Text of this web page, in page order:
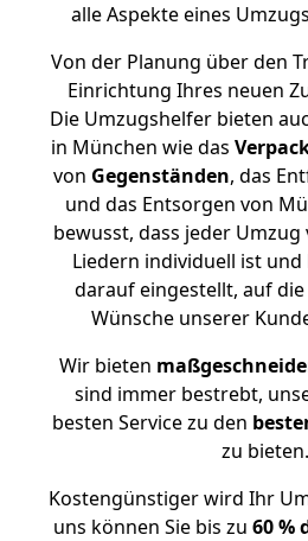
alle Aspekte eines
Von der Planung über den
Einrichtung Ihres neuen
Die Umzugshelfer bieten
in München wie das
von Gegenständen, das
und das Entsorgen von
bewusst, dass jeder
Liedern individuell ist
darauf eingestellt, auf
Wünsche unserer
Wir bieten
sind immer bestrebt,
besten Service zu den
zu bieten.
Kostengünstiger wird Ihr
uns können Sie bis zu 60 %